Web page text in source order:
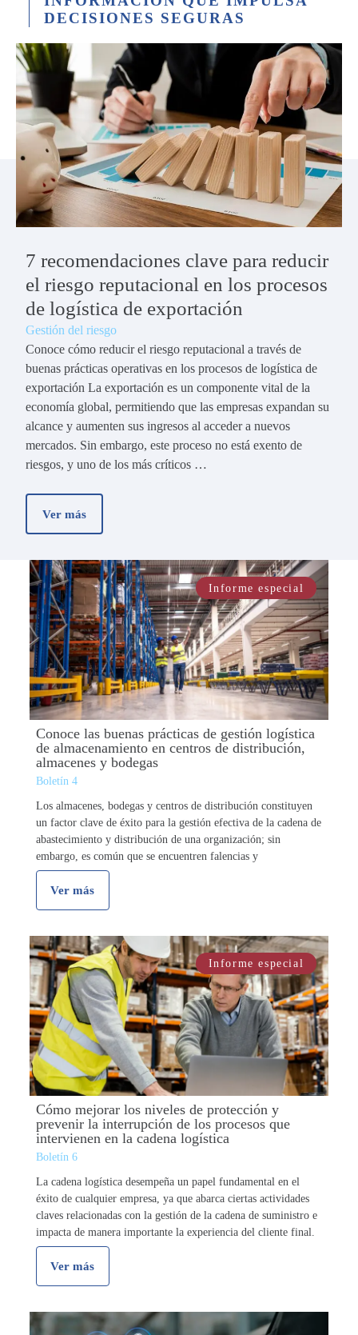
DECISIONES SEGURAS
7 recomendaciones clave para reducir
el riesgo reputacional en los procesos
de logística de exportación
Gestión del riesgo
Conoce cómo reducir el riesgo reputacional a través de
buenas prácticas operativas en los procesos de logística de
exportación La exportación es un componente vital de la
economía global, permitiendo que las empresas expandan su
alcance y aumenten sus ingresos al acceder a nuevos
mercados. Sin embargo, este proceso no está exento de
riesgos, y uno de los más críticos …
Ver más
Informe especial
Conoce las buenas prácticas de gestión logística
de almacenamiento en centros de distribución,
almacenes y bodegas
Boletín 4
Los almacenes, bodegas y centros de distribución constituyen
un factor clave de éxito para la gestión efectiva de la cadena de
abastecimiento y distribución de una organización; sin
embargo, es común que se encuentren falencias y
oportunidades de mejoramiento en …
Ver más
Informe especial
Cómo mejorar los niveles de protección y
prevenir la interrupción de los procesos que
intervienen en la cadena logística
Boletín 6
La cadena logística desempeña un papel fundamental en el
éxito de cualquier empresa, ya que abarca ciertas actividades
claves relacionadas con la gestión de la cadena de suministro e
impacta de manera importante la experiencia del cliente final.
Aunque es …
Ver más